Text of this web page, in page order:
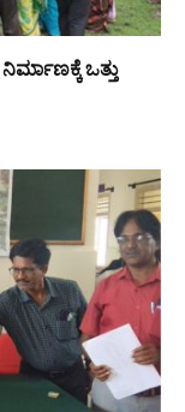
ಒತ್ತು